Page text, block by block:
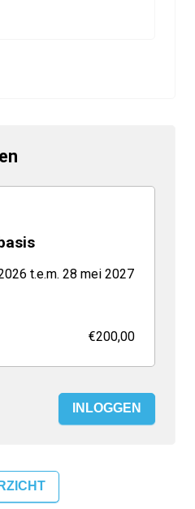
t.e.m. 28 mei 2027
€200,00
INLOGGEN